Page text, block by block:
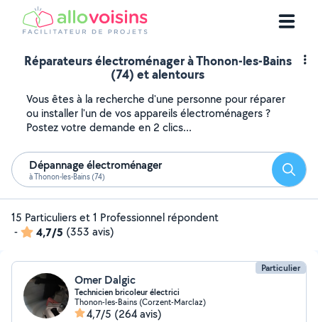
Réparateurs électroménager à Thonon-les-Bains
(74) et alentours
Vous êtes à la recherche d'une personne pour réparer
ou installer l'un de vos appareils électroménagers ?
Postez votre demande en 2 clics...
Dépannage électroménager
à Thonon-les-Bains (74)
15 Particuliers et 1 Professionnel répondent
-
4,7/5 (353 avis)
Particulier
Omer Dalgic
Technicien bricoleur électrici
Thonon-les-Bains (Corzent-Marclaz)
4,7/5 (264 avis)